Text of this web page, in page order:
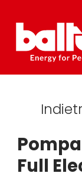
contenuto
Full